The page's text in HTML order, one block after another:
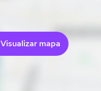
Visualizar mapa